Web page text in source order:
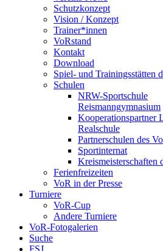
Schutzkonzept
Vision / Konzept
Trainer*innen
VoRstand
Kontakt
Download
Spiel- und Trainingsstätten
Schulen
NRW-Sportschule
Reismanngymnasium
Kooperationspartner
Realschule
Partnerschulen des
Sportinternat
Kreismeisterschaften
Ferienfreizeiten
VoR in der Presse
Turniere
VoR-Cup
Andere Turniere
VoR-Fotogalerien
Suche
FSJ